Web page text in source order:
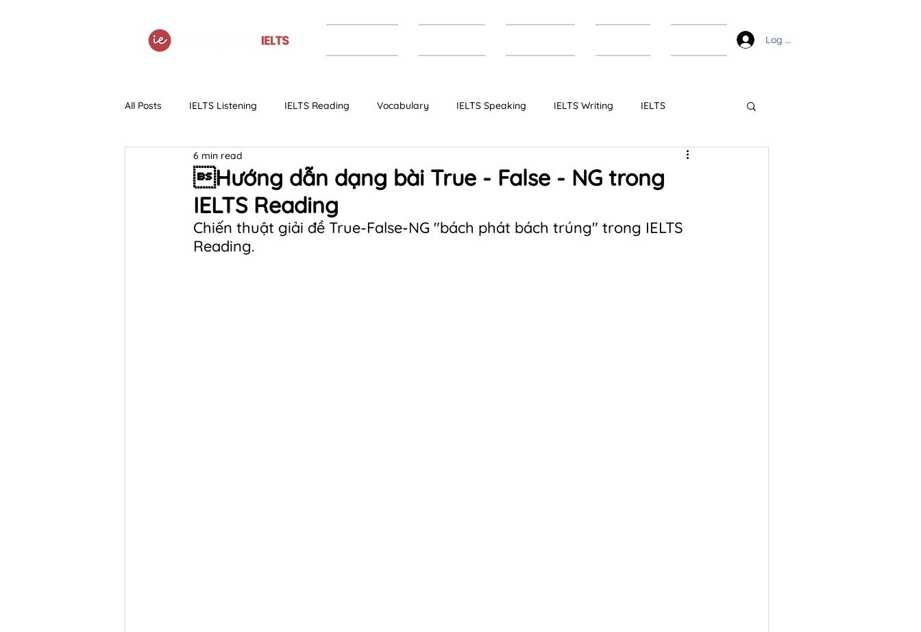
Log In
All Posts IELTS Listening IELTS Reading Vocabulary IELTS Speaking IELTS Writing IELTS
IELTS Grammar
Hướng dẫn dạng bài True - False - NG trong
IELTS Reading
6 min read
Chiến thuật giải đề True-False-NG "bách phát bách trúng" trong IELTS
Reading.